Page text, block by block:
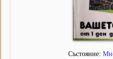
Състояние: